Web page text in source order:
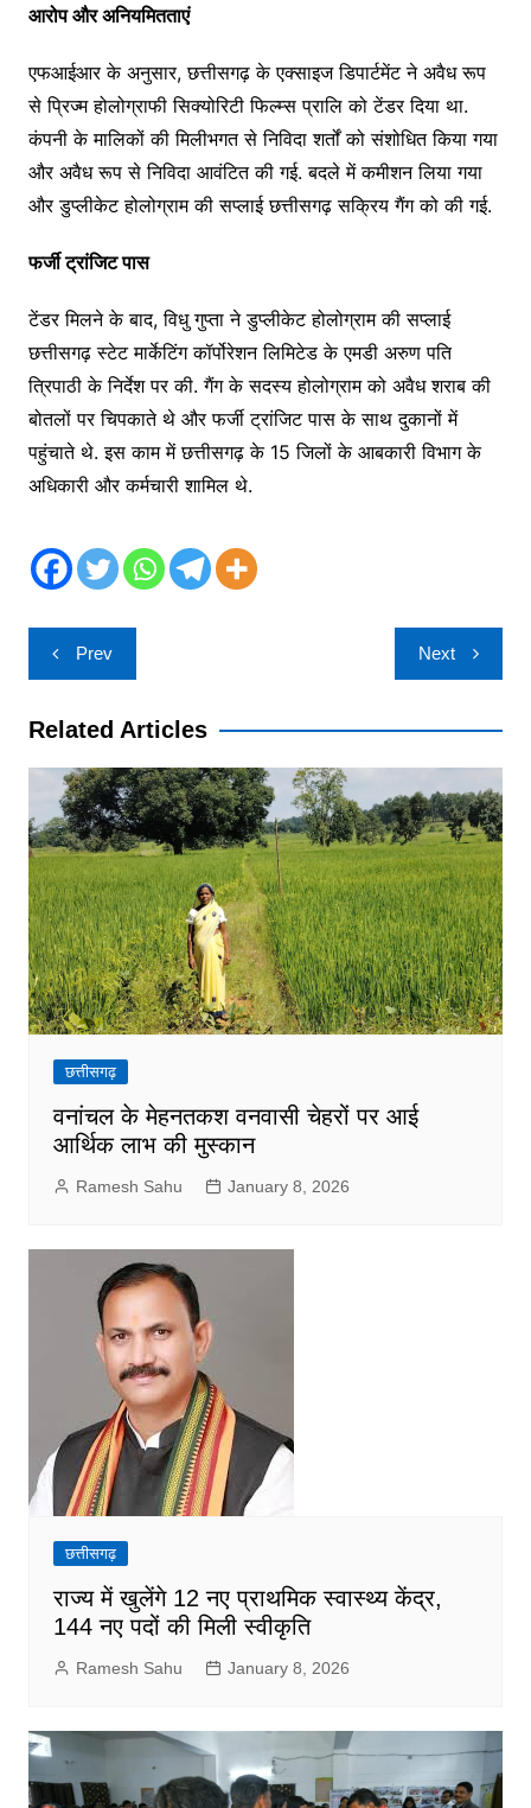
आरोप और अनियमितताएं
एफआईआर के अनुसार, छत्तीसगढ़ के एक्साइज डिपार्टमेंट ने अवैध रूप
से प्रिज्म होलोग्राफी सिक्योरिटी फिल्म्स प्रालि को टेंडर दिया था.
कंपनी के मालिकों की मिलीभगत से निविदा शर्तों को संशोधित किया गया
और अवैध रूप से निविदा आवंटित की गई. बदले में कमीशन लिया गया
और डुप्लीकेट होलोग्राम की सप्लाई छत्तीसगढ़ सक्रिय गैंग को की गई.
फर्जी ट्रांजिट पास
टेंडर मिलने के बाद, विधु गुप्ता ने डुप्लीकेट होलोग्राम की सप्लाई
छत्तीसगढ़ स्टेट मार्केटिंग कॉर्पोरेशन लिमिटेड के एमडी अरुण पति
त्रिपाठी के निर्देश पर की. गैंग के सदस्य होलोग्राम को अवैध शराब की
बोतलों पर चिपकाते थे और फर्जी ट्रांजिट पास के साथ दुकानों में
पहुंचाते थे. इस काम में छत्तीसगढ़ के 15 जिलों के आबकारी विभाग के
अधिकारी और कर्मचारी शामिल थे.
Post
navigation
Prev Next
Related Articles
छत्तीसगढ़
वनांचल के मेहनतकश वनवासी चेहरों पर आई
आर्थिक लाभ की मुस्कान
Ramesh Sahu January 8, 2026
छत्तीसगढ़
राज्य में खुलेंगे 12 नए प्राथमिक स्वास्थ्य केंद्र,
144 नए पदों की मिली स्वीकृति
Ramesh Sahu January 8, 2026